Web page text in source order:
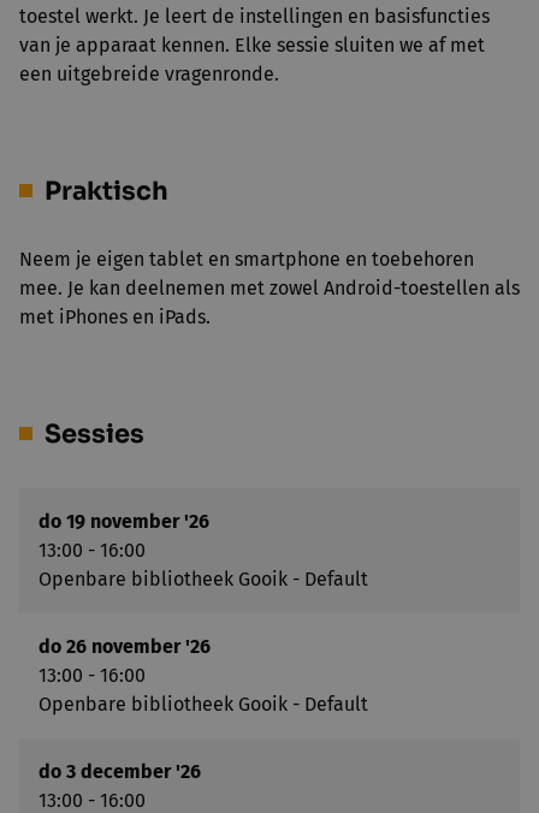
toestel werkt. Je leert de instellingen en basisfuncties
van je apparaat kennen. Elke sessie sluiten we af met
een uitgebreide vragenronde.
Praktisch
Neem je eigen tablet en smartphone en toebehoren
mee. Je kan deelnemen met zowel Android-toestellen als
met iPhones en iPads.
Sessies
do 19 november '26
13:00 - 16:00
Openbare bibliotheek Gooik - Default
do 26 november '26
13:00 - 16:00
Openbare bibliotheek Gooik - Default
do 3 december '26
13:00 - 16:00